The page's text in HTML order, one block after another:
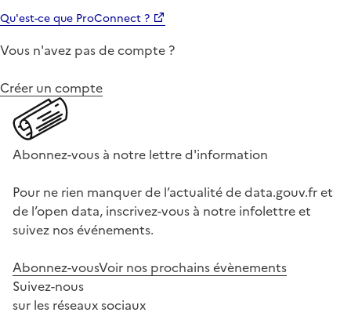
Qu'est-ce que ProConnect ?
Vous n'avez pas de compte ?
Créer un compte
Abonnez-vous à notre lettre d'information
Pour ne rien manquer de l’actualité de data.gouv.fr et
de l’open data, inscrivez-vous à notre infolettre et
suivez nos événements.
Abonnez-vousVoir nos prochains évènements
Suivez-nous
sur les réseaux sociaux